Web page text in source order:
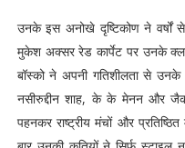
उनके इस अनोखे दृष्टिकोण ने वर्षों
मुकेश अक्सर रेड कार्पेट पर उनके
बॉस्को ने अपनी गतिशीलता से
नसीरुद्दीन शाह, के के मेनन और
पहनकर राष्ट्रीय मंचों और